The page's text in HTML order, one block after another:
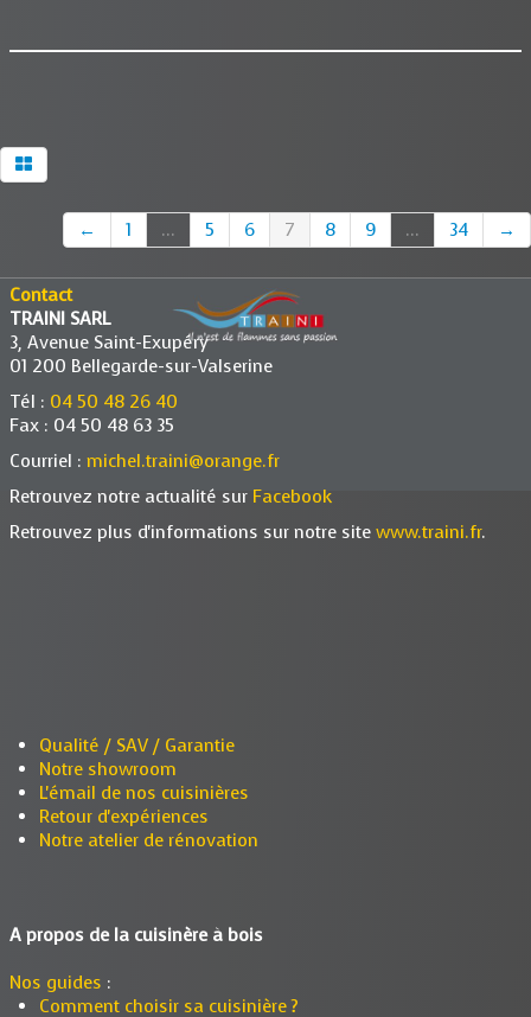
← 1 ... 5 6 7 8 9 ... 34 →
Contact
TRAINI SARL
3, Avenue Saint-Exupéry
01 200 Bellegarde-sur-Valserine
Tél : 04 50 48 26 40
Fax : 04 50 48 63 35
Courriel : michel.traini@orange.fr
Retrouvez notre actualité sur Facebook
Retrouvez plus d'informations sur notre site www.traini.fr.
Qualité / SAV / Garantie
Notre showroom
L'émail de nos cuisinières
Retour d'expériences
Notre atelier de rénovation
A propos de la cuisinère à bois
Nos guides :
Comment choisir sa cuisinière ?